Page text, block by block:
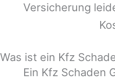
Versicherung
Was ist ein Kfz
Ein Kfz Schaden